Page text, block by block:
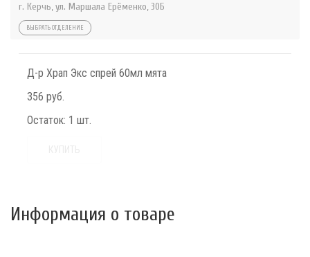
г. Керчь, ул. Маршала Ерёменко, 30Б
ВЫБРАТЬ ОТДЕЛЕНИЕ
Д-р Храп Экс спрей 60мл мята
356 руб.
Остаток: 1 шт.
Информация о товаре